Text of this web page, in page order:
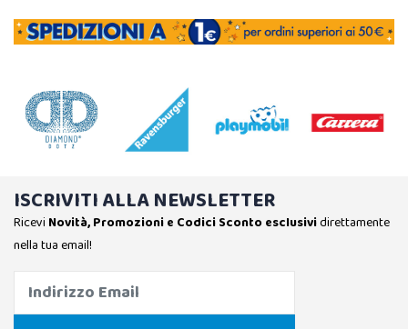
ISCRIVITI ALLA NEWSLETTER
Ricevi Novità, Promozioni e Codici Sconto esclusividirettamente
nella tua email!